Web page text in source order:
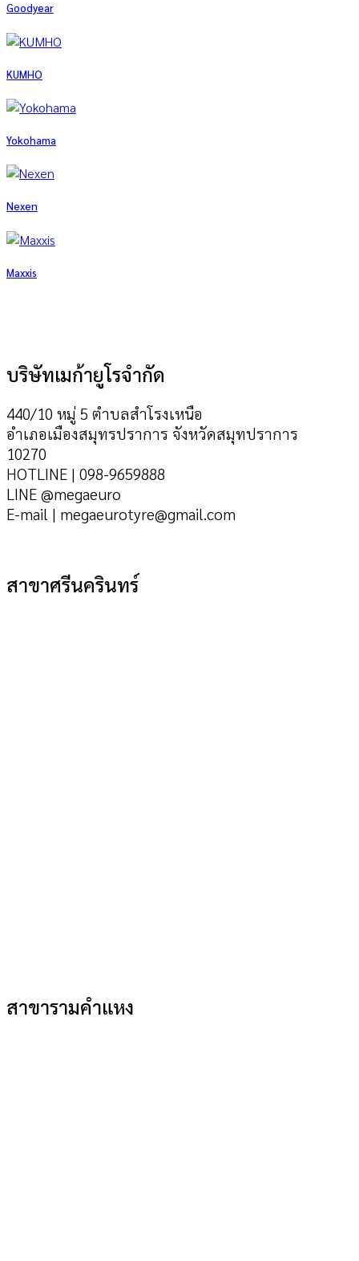
Goodyear
KUMHO
Yokohama
Nexen
Maxxis
บริษัทเมก้ายูโรจำกัด
440/10 หมู่ 5 ตำบลสำโรงเหนือ
อำเภอเมืองสมุทรปราการ จังหวัดสมุทปราการ
10270
HOTLINE | 098-9659888
LINE @megaeuro
E-mail | megaeurotyre@gmail.com
สาขาศรีนครินทร์
สาขารามคำแหง